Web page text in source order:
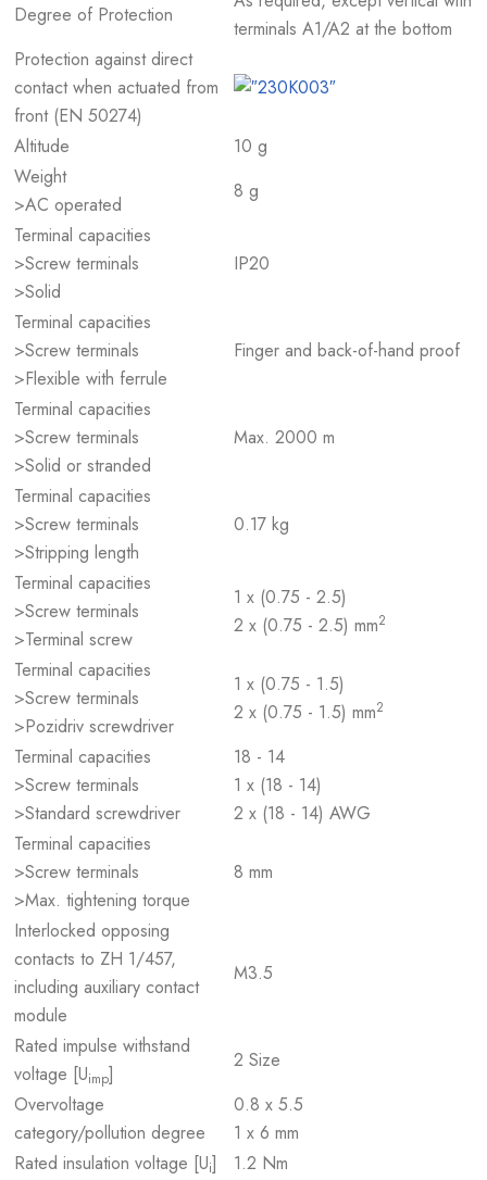
Degree of Protection
terminals A1/A2 at the bottom
Protection against direct
contact when actuated from
front (EN 50274)
Altitude
10 g
Weight
>AC operated
8 g
Terminal capacities
>Screw terminals
>Solid
IP20
Terminal capacities
>Screw terminals
>Flexible with ferrule
Finger and back-of-hand proof
Terminal capacities
>Screw terminals
>Solid or stranded
Max. 2000 m
Terminal capacities
>Screw terminals
>Stripping length
0.17 kg
Terminal capacities
>Screw terminals
>Terminal screw
1 x (0.75 - 2.5)
2 x (0.75 - 2.5) mm2
Terminal capacities
>Screw terminals
>Pozidriv screwdriver
1 x (0.75 - 1.5)
2 x (0.75 - 1.5) mm2
Terminal capacities
>Screw terminals
>Standard screwdriver
18 - 14
1 x (18 - 14)
2 x (18 - 14) AWG
Terminal capacities
>Screw terminals
>Max. tightening torque
8 mm
Interlocked opposing
contacts to ZH 1/457,
including auxiliary contact
module
M3.5
Rated impulse withstand
voltage [Uimp]
2 Size
Overvoltage
category/pollution degree
0.8 x 5.5
1 x 6 mm
Rated insulation voltage [Ui]
1.2 Nm